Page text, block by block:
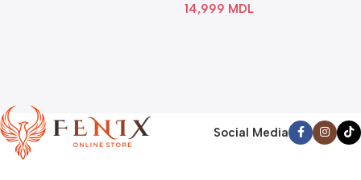
14,999 MDL
Social Media